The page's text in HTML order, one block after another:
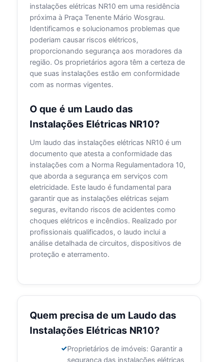
instalações elétricas NR10 em uma residência
próxima à Praça Tenente Mário Wosgrau.
Identificamos e solucionamos problemas que
poderiam causar riscos elétricos,
proporcionando segurança aos moradores da
região. Os proprietários agora têm a certeza de
que suas instalações estão em conformidade
com as normas vigentes.
O que é um Laudo das
Instalações Elétricas NR10?
Um laudo das instalações elétricas NR10 é um
documento que atesta a conformidade das
instalações com a Norma Regulamentadora 10,
que aborda a segurança em serviços com
eletricidade. Este laudo é fundamental para
garantir que as instalações elétricas sejam
seguras, evitando riscos de acidentes como
choques elétricos e incêndios. Realizado por
profissionais qualificados, o laudo inclui a
análise detalhada de circuitos, dispositivos de
proteção e aterramento.
Quem precisa de um Laudo das
Instalações Elétricas NR10?
Proprietários de imóveis: Garantir a
segurança das instalações elétricas